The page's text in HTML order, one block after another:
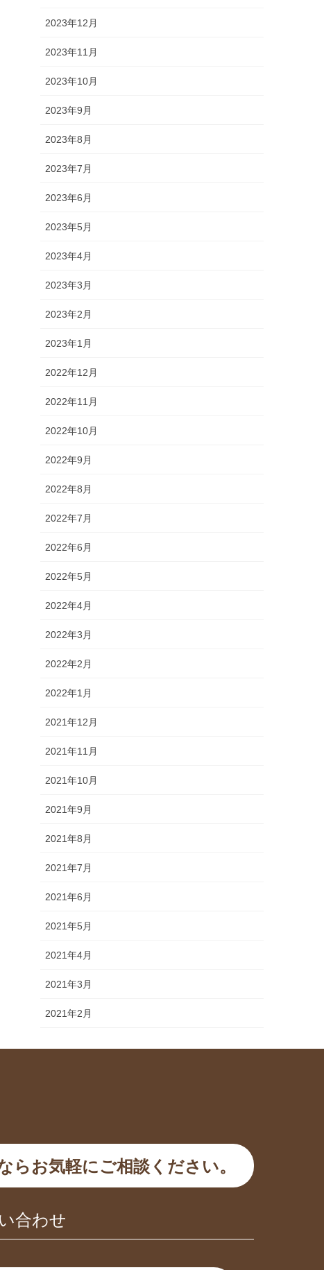
2023年12月
2023年11月
2023年10月
2023年9月
2023年8月
2023年7月
2023年6月
2023年5月
2023年4月
2023年3月
2023年2月
2023年1月
2022年12月
2022年11月
2022年10月
2022年9月
2022年8月
2022年7月
2022年6月
2022年5月
2022年4月
2022年3月
2022年2月
2022年1月
2021年12月
2021年11月
2021年10月
2021年9月
2021年8月
2021年7月
2021年6月
2021年5月
2021年4月
2021年3月
2021年2月
お気軽にご相談ください。
合わせ